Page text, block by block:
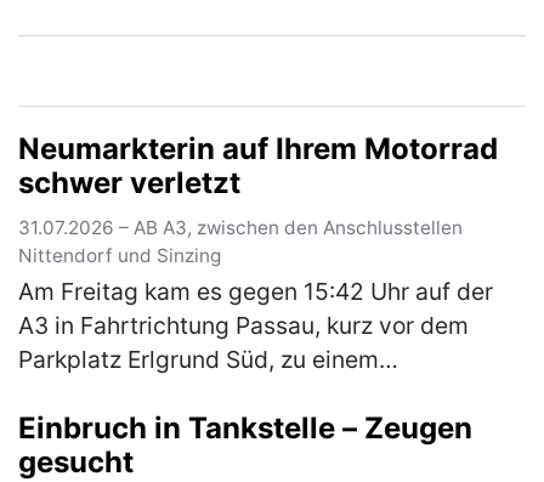
Neumarkterin auf Ihrem Motorrad
schwer verletzt
31.07.2026 – AB A3, zwischen den Anschlusstellen
Nittendorf und Sinzing
Am Freitag kam es gegen 15:42 Uhr auf der
A3 in Fahrtrichtung Passau, kurz vor dem
Parkplatz Erlgrund Süd, zu einem
einem Pkw. Aufgrund des ferienbedingten, …
(mehr)
Einbruch in Tankstelle – Zeugen
gesucht